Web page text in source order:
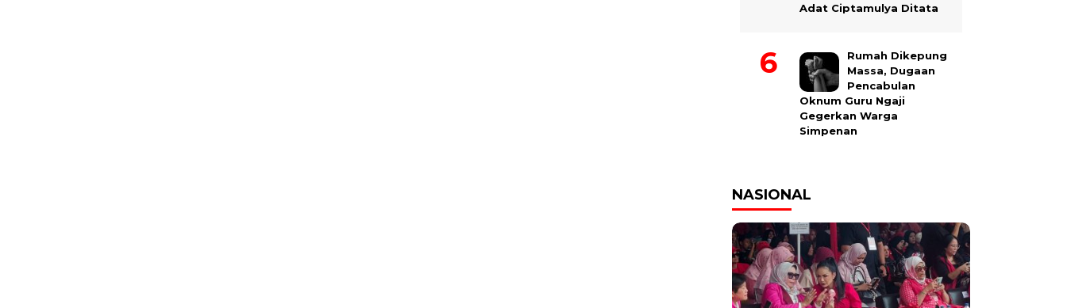
Adat Ciptamulya Ditata
Rumah Dikepung
Massa, Dugaan
Pencabulan
Oknum Guru Ngaji
Gegerkan Warga
Simpenan
NASIONAL